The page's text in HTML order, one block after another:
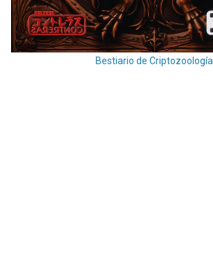
Bestiario de Criptozoología.